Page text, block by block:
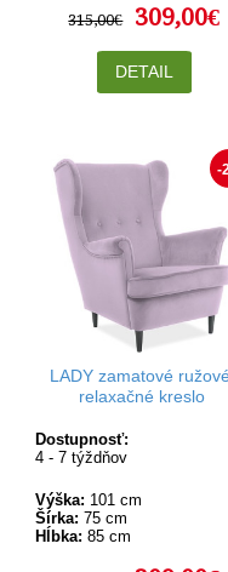
315,00€ 309,00€
DETAIL
-
LADY zamatové ružové,
relaxačné kreslo
Dostupnosť:
4 - 7 týždňov
Výška: 101 cm
Šírka: 75 cm
Hĺbka: 85 cm